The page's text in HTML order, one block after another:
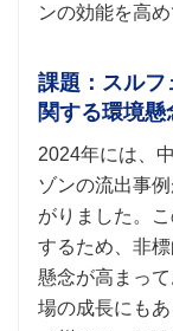
ンの効能を高
課題：スルフ
関する環境懸
2024年には、
ゾンの流出事
がりました。
するため、非
懸念が高まっ
場の成長にも